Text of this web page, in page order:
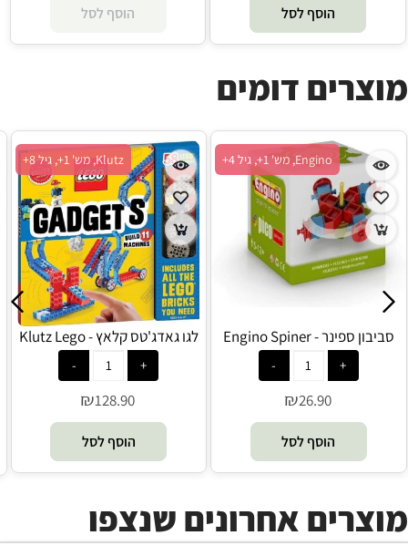
הוסף לסל הוסף לסל
מוצרים דומים
Klutz, מש' 1+, גיל 8+
לגו גאדג'טס קלאץ - Klutz Lego
₪128.90
הוסף לסל
Engino, מש' 1+, גיל 4+
סביבון ספינר - Engino Spiner
₪26.90
הוסף לסל
מוצרים אחרונים שנצפו